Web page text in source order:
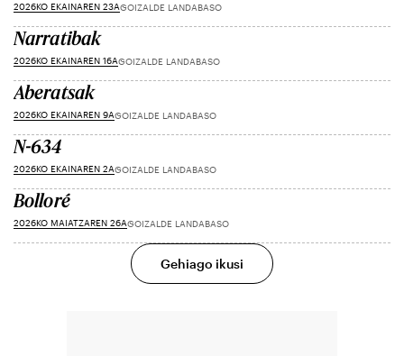
2026KO EKAINAREN 23AGOIZALDE LANDABASO
Narratibak
2026KO EKAINAREN 16AGOIZALDE LANDABASO
Aberatsak
2026KO EKAINAREN 9AGOIZALDE LANDABASO
N-634
2026KO EKAINAREN 2AGOIZALDE LANDABASO
Bolloré
2026KO MAIATZAREN 26AGOIZALDE LANDABASO
Gehiago ikusi